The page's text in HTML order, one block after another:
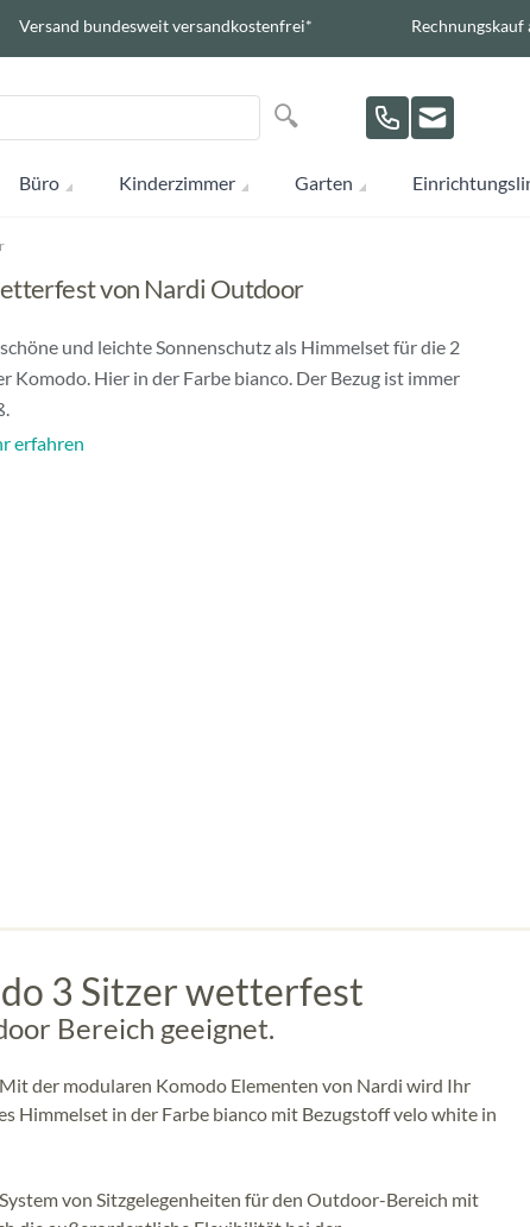
Versand bundesweit versandkostenfrei* Rechnungskauf
Suche
Suche
Büro Kinderzimmer Garten
von Nardi Outdoor
und leichte Sonnenschutz als Himmelset für die 2
Komodo. Hier in der Farbe bianco. Der Bezug ist immer
erfahren
3 Sitzer wetterfest
Bereich geeignet.
der modularen Komodo Elementen von Nardi wird Ihr
Himmelset in der Farbe bianco mit Bezugstoff velo white in
von Sitzgelegenheiten für den Outdoor-Bereich mit